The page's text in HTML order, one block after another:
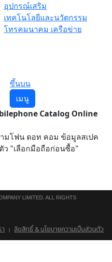
อุปกรณ์เสริม
เทคโนโลยีและนวัตกรรม
โทรคมนาคม เครือข่าย
ขึ้นบน
เมนู
Catalog Online
มโฟน ดอท คอม ข้อมูลสเปค
ว "เลือกมือถือก่อนซื้อ"
LIMITED. ALL RIGHTS
| ลิขสิทธิ์ & นโยบายความเป็นส่วนตัว